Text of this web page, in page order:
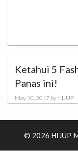
Ketahui 5
Panas ini!
May 10, 2017 by HIJUP
© 2026 HIJUP